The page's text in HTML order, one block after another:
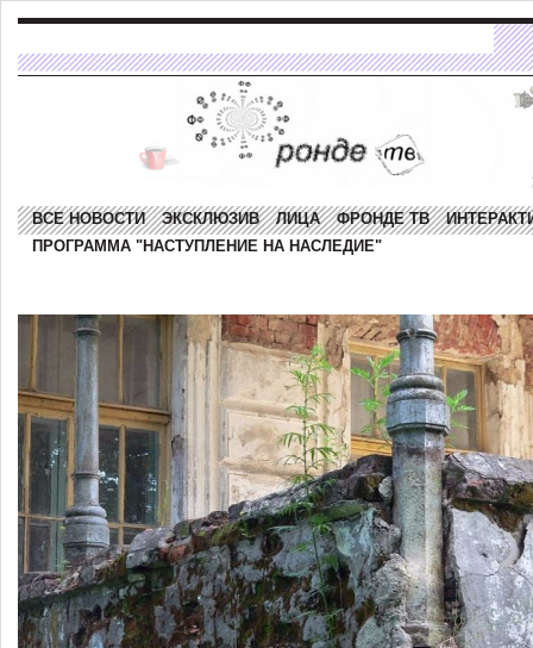
ВСЕ НОВОСТИ ЭКСКЛЮЗИВ ЛИЦА ФРОНДЕ ТВ
ПРОГРАММА "НАСТУПЛЕНИЕ НА НАСЛЕДИЕ"